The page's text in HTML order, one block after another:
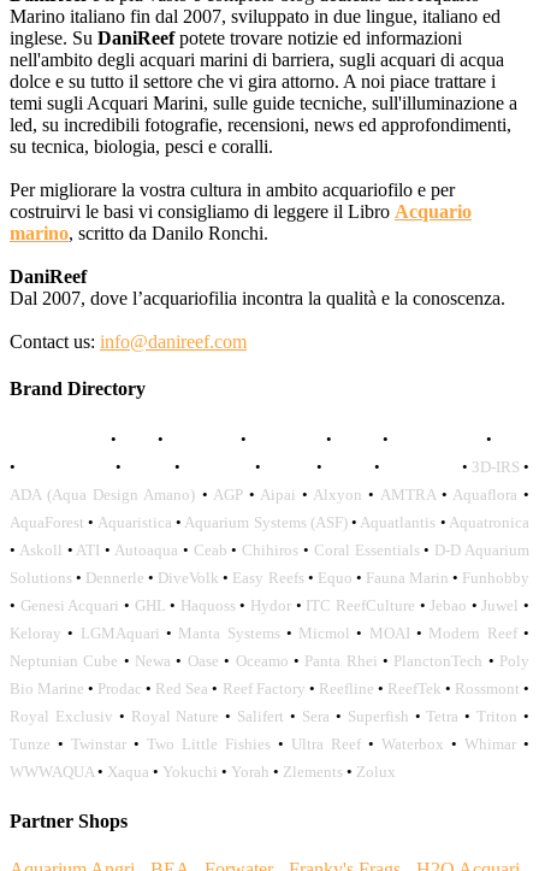
Marino italiano fin dal 2007, sviluppato in due lingue, italiano ed
inglese. Su DaniReefpotete trovare notizie ed informazioni
nell'ambito degli acquari marini di barriera, sugli acquari di acqua
dolce e su tutto il settore che vi gira attorno. A noi piace trattare i
temi sugli Acquari Marini, sulle guide tecniche, sull'illuminazione a
led, su incredibili fotografie, recensioni, news ed approfondimenti,
su tecnica, biologia, pesci e coralli.
Per migliorare la vostra cultura in ambito acquariofilo e per
costruirvi le basi vi consigliamo di leggere il Libro Acquario
marino, scritto da Danilo Ronchi.
DaniReef
Dal 2007, dove l’acquariofilia incontra la qualità e la conoscenza.
Contact us: info@danireef.com
Brand Directory
• • • • • •
•
• • • • • • 3D-IRS •
ADA (Aqua Design Amano) • AGP• Aipai • Alxyon • AMTRA• Aquaflora •
AquaForest • Aquaristica • Aquarium Systems (ASF)• Aquatlantis • Aquatronica
• Askoll • ATI • Autoaqua • Ceab • Chihiros • Coral Essentials• D-D Aquarium
Solutions • Dennerle • DiveVolk • Easy Reefs• Equo • Fauna Marin • Funhobby
• Genesi Acquari • GHL • Haquoss• Hydor • ITC ReefCulture •Jebao •Juwel •
Keloray • LGMAquari • Manta Systems• Micmol • MOAI • Modern Reef•
Neptunian Cube • Newa • Oase • Oceamo • Panta Rhei • PlanctonTech • Poly
Bio Marine • Prodac • Red Sea • Reef Factory • Reefline • ReefTek • Rossmont •
Royal Exclusiv • Royal Nature • Salifert • Sera • Superfish •Tetra •Triton •
Tunze • Twinstar • Two Little Fishies • Ultra Reef • Waterbox • Whimar •
WWWAQUA• Xaqua • Yokuchi • Yorah • Zlements • Zolux
Partner Shops